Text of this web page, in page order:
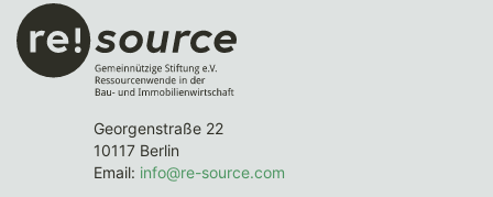
Georgenstraße 22
10117 Berlin
Email: info@re-source.com